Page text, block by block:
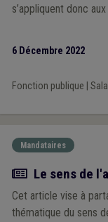
s’appliquent donc
neutralisation du
6 Décembre 2022
Fonction publique
Mandataires
Article
Le sens de
Cet article vise à
thématique du sens